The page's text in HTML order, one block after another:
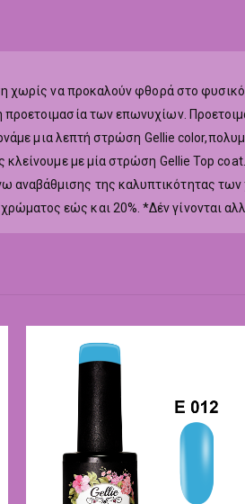
χωρίς να προκαλούν φθορά στο
των επωνυχίων.
μια λεπτή στρώση Gellie
με μία στρώση Gellie Top
της καλυπτικότητας
εώς και 20%. *Δέν γίνονται